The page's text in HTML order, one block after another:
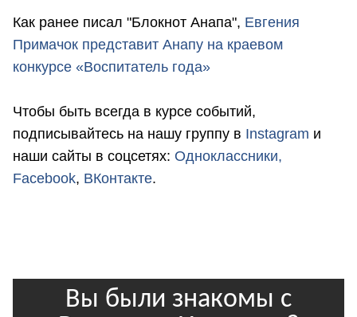
Как ранее писал "Блокнот Анапа", Евгения
Примачок представит Анапу на краевом
конкурсе «Воспитатель года»
Чтобы быть всегда в курсе событий,
подписывайтесь на нашу группу в Instagram и
наши сайты в соцсетях: Одноклассники,
Facebook, ВКонтакте.